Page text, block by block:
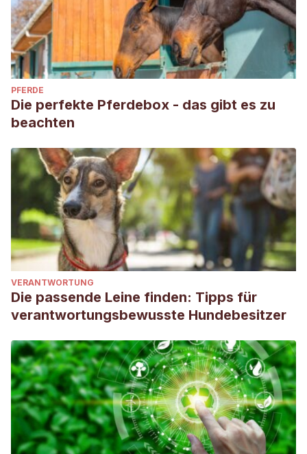
PFERDE
Die perfekte Pferdebox - das gibt es zu
beachten
VERANTWORTUNG
Die passende Leine finden: Tipps für
verantwortungsbewusste Hundebesitzer